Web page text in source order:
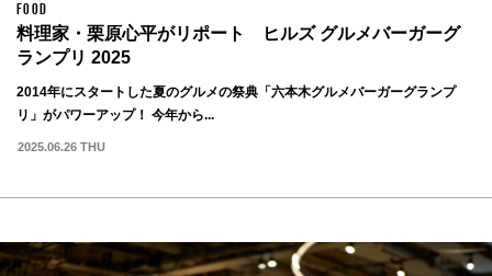
FOOD
料理家・栗原心平がリポート ヒルズ グルメバーガーグ
ランプリ 2025
2014年にスタートした夏のグルメの祭典「六本木グルメバーガーグランプ
リ」がパワーアップ！ 今年から...
2025.06.26 THU